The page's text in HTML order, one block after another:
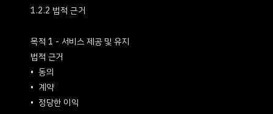
1.2.2 법적 근거
목적 1 - 서비스 제공 및 유지
법적 근거
동의
계약
정당한 이익